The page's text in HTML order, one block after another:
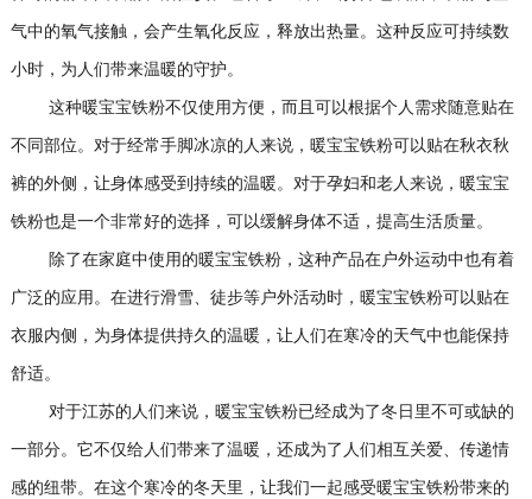
气中的氧气接触，会产生氧化反应，释放出热量。这种反应可持续数
小时，为人们带来温暖的守护。
这种暖宝宝铁粉不仅使用方便，而且可以根据个人需求随意贴在
不同部位。对于经常手脚冰凉的人来说，暖宝宝铁粉可以贴在秋衣秋
裤的外侧，让身体感受到持续的温暖。对于孕妇和老人来说，暖宝宝
铁粉也是一个非常好的选择，可以缓解身体不适，提高生活质量。
除了在家庭中使用的暖宝宝铁粉，这种产品在户外运动中也有着
广泛的应用。在进行滑雪、徒步等户外活动时，暖宝宝铁粉可以贴在
衣服内侧，为身体提供持久的温暖，让人们在寒冷的天气中也能保持
舒适。
对于江苏的人们来说，暖宝宝铁粉已经成为了冬日里不可或缺的
一部分。它不仅给人们带来了温暖，还成为了人们相互关爱、传递情
感的纽带。在这个寒冷的冬天里，让我们一起感受暖宝宝铁粉带来的